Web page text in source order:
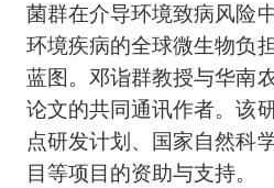
菌群在介导环境致病风险
环境疾病的全球微生物负
蓝图。邓诣群教授与华南
论文的共同通讯作者。该
点研发计划、国家自然科
目等项目的资助与支持。